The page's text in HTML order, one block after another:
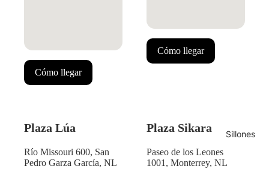
Sillones
Cómo llegar
Cómo llegar
Plaza Lúa
Río Missouri 600, San
Pedro Garza García, NL
Plaza Sikara
Paseo de los Leones
1001, Monterrey, NL